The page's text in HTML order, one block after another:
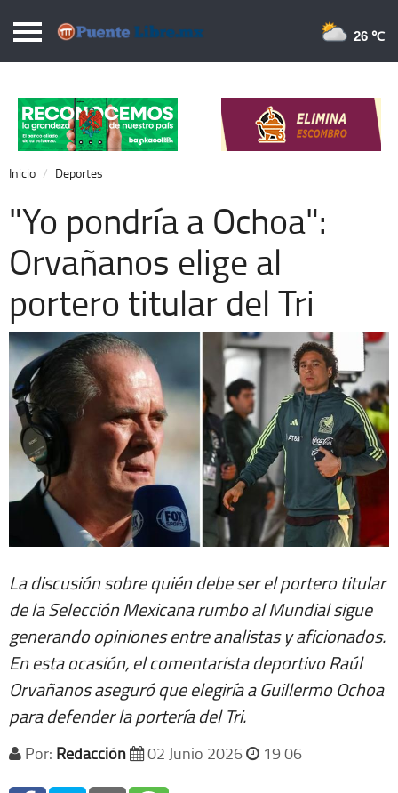
Puentelibre.mx
Local
Nacional
Opinión
Cronos
Economía
Espectáculos
Deportes
Extra +
26 ℃
Inicio Deportes
"Yo pondría a Ochoa":
Orvañanos elige al
portero titular del Tri
La discusión sobre quién debe ser el portero titular
de la Selección Mexicana rumbo al Mundial sigue
generando opiniones entre analistas y aficionados.
En esta ocasión, el comentarista deportivo Raúl
Orvañanos aseguró que elegiría a Guillermo Ochoa
para defender la portería del Tri.
Por: Redacción 02 Junio 2026 19 06